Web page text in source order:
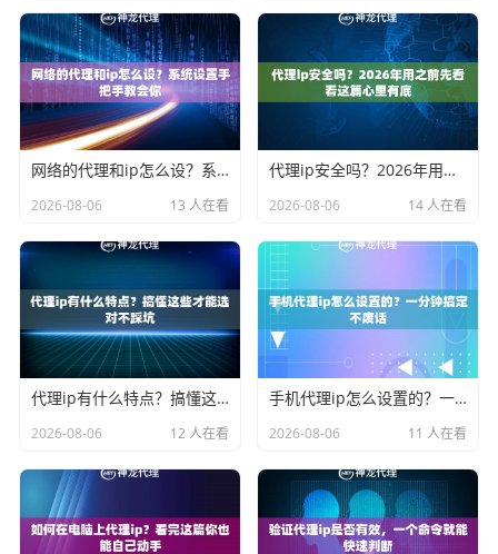
网络的代理和ip怎么设？系统设置手把手教会你
2026-08-06 13 人在看
代理ip安全吗？2026年用之前先看看这篇心里有底
2026-08-06 14 人在看
代理ip有什么特点？搞懂这些才能选对不踩坑
2026-08-06 12 人在看
手机代理ip怎么设置的？一分钟搞定不废话
2026-08-06 11 人在看